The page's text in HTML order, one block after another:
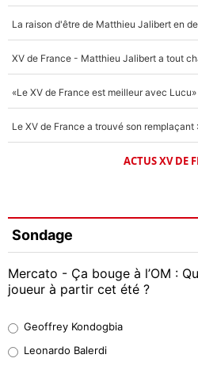
ACTUS XV DE
Sondage
Mercato - Ça bouge à l’OM :
joueur à partir cet été ?
37%
Geoffrey Kondogbia
Leonardo Balerdi